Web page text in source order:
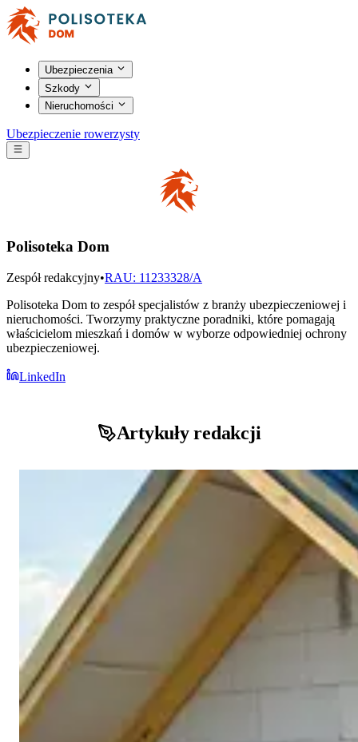
Ubezpieczenia
Szkody
Nieruchomości
Ubezpieczenie rowerzysty
Polisoteka Dom
Zespół redakcyjny•RAU: 11233328/A
Polisoteka Dom to zespół specjalistów z branży ubezpieczeniowej i
nieruchomości. Tworzymy praktyczne poradniki, które pomagają
właścicielom mieszkań i domów w wyborze odpowiedniej ochrony
ubezpieczeniowej.
LinkedIn
Artykuły redakcji